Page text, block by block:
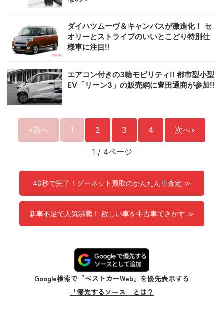
ダイハツムーヴ＆キャンバスが激進化！ セ
オリーとストライプのいいとこどり特別仕
様車に注目!!
エアコン付きの3輪モビリティ!! 都市型小型
EV「リーン3」の販売網に豊田通商が参加!!
«前へ 1 2 3 4 次へ»
1 / 4ページ
40秒で完了！グーネット買取のかんたん車査定 ≫
新車不足で人気沸騰！ 欲しい車を中古車でさがす ≫
Google検索で『ベストカーWeb』を優先表示する
「優先するソース」とは？